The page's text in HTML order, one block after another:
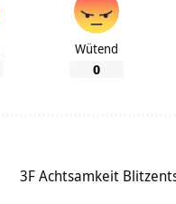
Wütend
0
3F Achtsamkeit